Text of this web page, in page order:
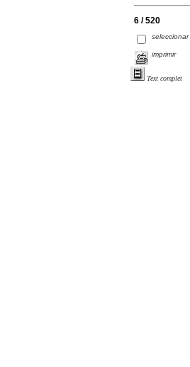
6 / 520
seleccionar
imprimir
Text complet